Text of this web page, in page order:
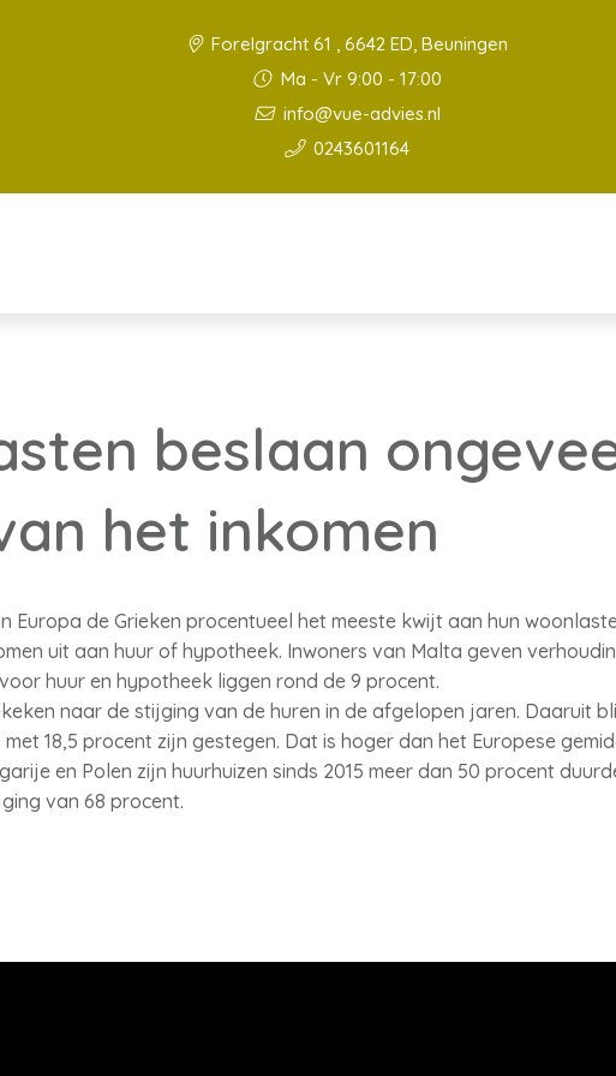
Forelgracht 61 , 6642 ED, Beuningen
Ma - Vr 9:00 - 17:00
info@vue-advies.nl
0243601164
beslaan
het inkomen
Europa de Grieken procentueel het meeste kwijt aan hun
uit aan huur of hypotheek. Inwoners van Malta geven
huur en hypotheek liggen rond de 9 procent.
naar de stijging van de huren in de afgelopen jaren. Daaruit
18,5 procent zijn gestegen. Dat is hoger dan het Europese
en Polen zijn huurhuizen sinds 2015 meer dan 50 procent
van 68 procent.